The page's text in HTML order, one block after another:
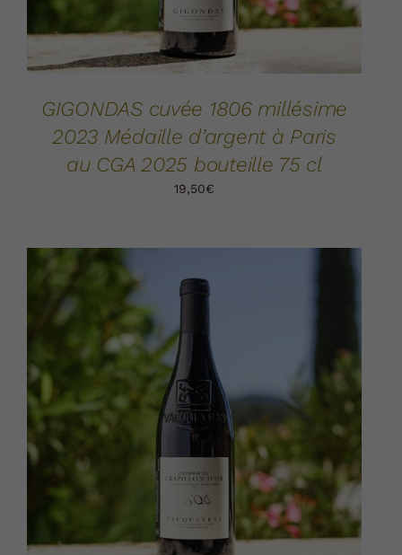
GIGONDAS cuvée 1806 millésime
2023 Médaille d’argent à Paris
au CGA 2025 bouteille 75 cl
19,50€
AJOUTER AU PANIER